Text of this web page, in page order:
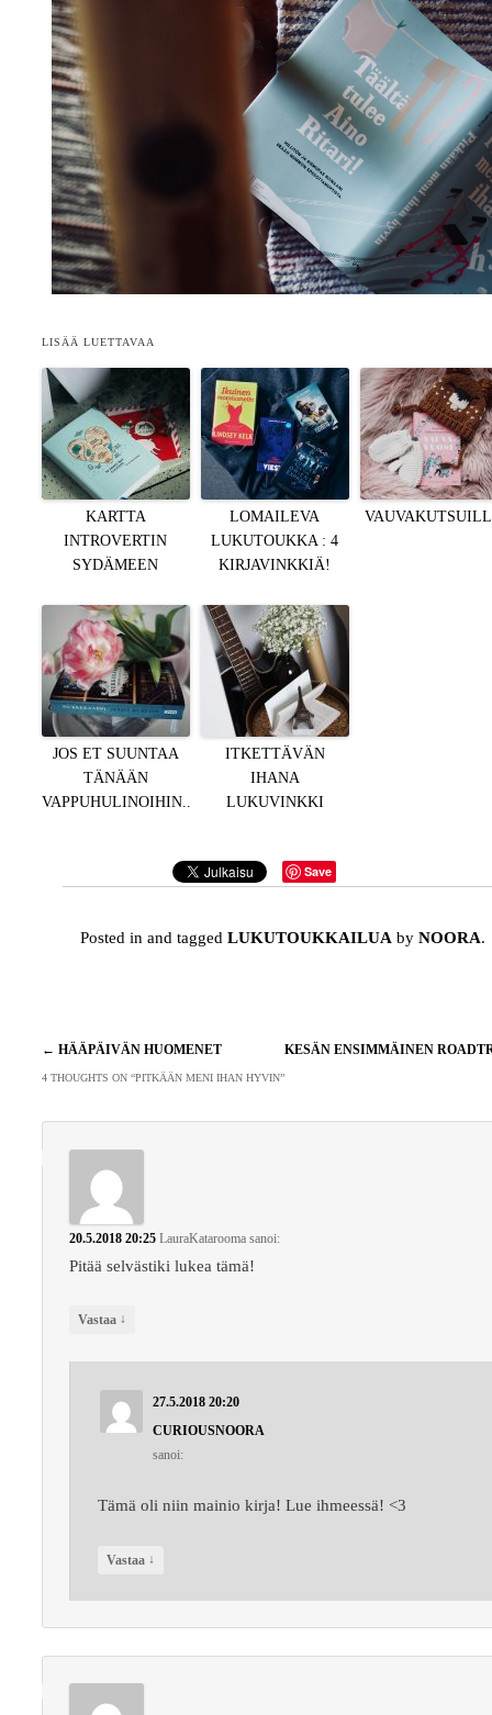
LISÄÄ LUETTAVAA
KARTTA
INTROVERTIN
SYDÄMEEN
LOMAILEVA
LUKUTOUKKA : 4
KIRJAVINKKIÄ!
JOS ET SUUNTAA
TÄNÄÄN
VAPPUHULINOIHIN..
ITKETTÄVÄN
IHANA
LUKUVINKKI
Save
Posted in and tagged LUKUTOUKKAILUAby NOORA.
Artikkelien
selaus
← HÄÄPÄIVÄN HUOMENET KESÄN ENSIMMÄINEN
4 THOUGHTS ON “PITKÄÄN MENI IHAN HYVIN”
20.5.2018 20:25 LauraKatarooma sanoi:
Pitää selvästiki lukea tämä!
Vastaa ↓
27.5.2018 20:20
CURIOUSNOORA
sanoi:
Tämä oli niin mainio kirja! Lue ihmeessä! <3
Vastaa ↓